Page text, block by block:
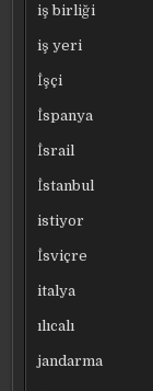
iş birliği
iş yeri
İşçi
İspanya
İsrail
İstanbul
istiyor
İsviçre
italya
ılıcalı
jandarma